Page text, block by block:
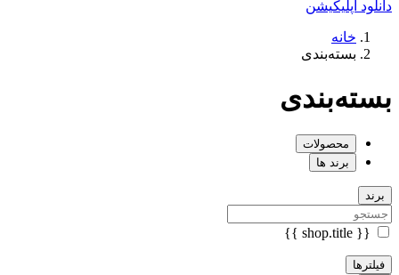
دانلود اپلیکیشن
خانه
بسته‌بندی
بسته‌بندی
محصولات
برند ها
برند
{{ shop.title }}
فیلترها